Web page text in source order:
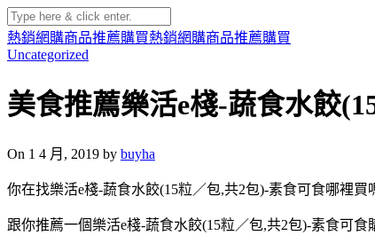
熱銷網購商品推薦購買熱銷網購商品推薦購買
Uncategorized
美食推薦樂活e棧-蔬食水餃
On 1 4 月, 2019 by buyha
你在找樂活e棧-蔬食水餃(15粒／包,共2包)-素食可食哪裡買
跟你推薦一個樂活e棧-蔬食水餃(15粒／包,共2包)-素食可食